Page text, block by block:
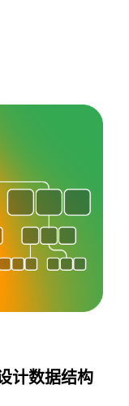
计数据结构